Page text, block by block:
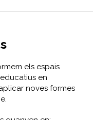
els espais
en
noves formes